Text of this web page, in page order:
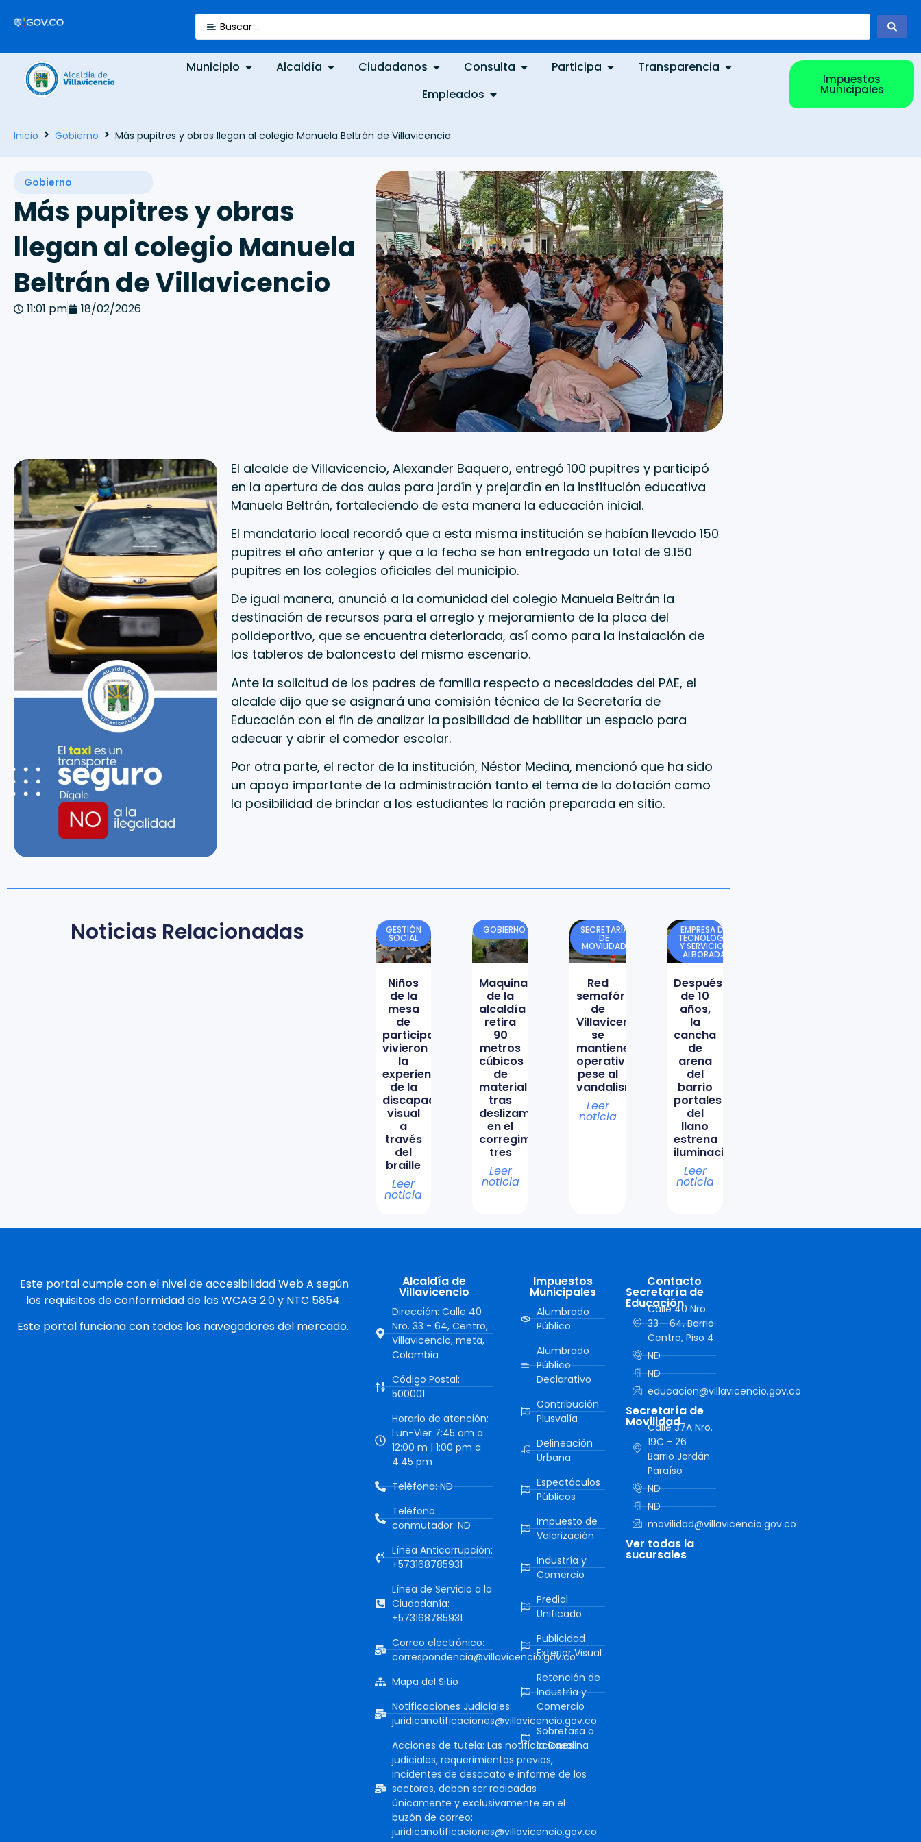
Municipio Alcaldía Ciudadanos Consulta Participa
Transparencia
Empleados
Impuestos
Municipales
Inicio Gobierno Más pupitres y obras llegan al colegio Manuela Beltrán de Villavicencio
Gobierno
Más pupitres y obras
llegan al colegio Manuela
Beltrán de Villavicencio
11:01 pm 18/02/2026
El alcalde de Villavicencio, Alexander Baquero, entregó 100 pupitres y participó
en la apertura de dos aulas para jardín y prejardín en la institución educativa
Manuela Beltrán, fortaleciendo de esta manera la educación inicial.
El mandatario local recordó que a esta misma institución se habían llevado 150
pupitres el año anterior y que a la fecha se han entregado un total de 9.150
pupitres en los colegios oficiales del municipio.
De igual manera, anunció a la comunidad del colegio Manuela Beltrán la
destinación de recursos para el arreglo y mejoramiento de la placa del
polideportivo, que se encuentra deteriorada, así como para la instalación de
los tableros de baloncesto del mismo escenario.
Ante la solicitud de los padres de familia respecto a necesidades del PAE, el
alcalde dijo que se asignará una comisión técnica de la Secretaría de
Educación con el fin de analizar la posibilidad de habilitar un espacio para
adecuar y abrir el comedor escolar.
Por otra parte, el rector de la institución, Néstor Medina, mencionó que ha sido
un apoyo importante de la administración tanto el tema de la dotación como
la posibilidad de brindar a los estudiantes la ración preparada en sitio.
Noticias Relacionadas GESTIÓN
SOCIAL
Niños
de la
mesa
de
participación
vivieron
la
experiencia
de la
discapacidad
visual
a
través
del
braille
Leer
noticia
GOBIERNO
Maquinaria
de la
alcaldía
retira
90
metros
cúbicos
de
material
tras
deslizamiento
en el
corregimiento
tres
Leer
noticia
SECRETARÍA
DE
MOVILIDAD
Red
semafórica
de
Villavicencio
se
mantiene
operativa
pese al
vandalismo
Leer
noticia
EMPRESA DE
TECNOLOGÍA
Y SERVICIOS
ALBORADA
Después
de 10
años,
la
cancha
de
arena
del
barrio
portales
del
llano
estrena
iluminación
Leer
noticia
Este portal cumple con el nivel de accesibilidad Web A según
los requisitos de conformidad de las WCAG 2.0 y NTC 5854.
Este portal funciona con todos los navegadores del mercado.
Alcaldía de
Villavicencio
Dirección: Calle 40
Nro. 33 - 64, Centro,
Villavicencio, meta,
Colombia
Código Postal:
500001
Horario de atención:
Lun-Vier 7:45 am a
12:00 m | 1:00 pm a
4:45 pm
Teléfono: ND
Teléfono
conmutador: ND
Línea Anticorrupción:
+573168785931
Línea de Servicio a la
Ciudadanía:
+573168785931
Correo electrónico:
correspondencia@villavicencio.gov.co
Mapa del Sitio
Notificaciones Judiciales:
juridicanotificaciones@villavicencio.gov.co
Acciones de tutela: Las notificaciones
judiciales, requerimientos previos,
incidentes de desacato e informe de los
sectores, deben ser radicadas
únicamente y exclusivamente en el
buzón de correo:
juridicanotificaciones@villavicencio.gov.co
Impuestos
Municipales
Alumbrado
Público
Alumbrado
Público
Declarativo
Contribución
Plusvalía
Delineación
Urbana
Espectáculos
Públicos
Impuesto de
Valorización
Industría y
Comercio
Predial
Unificado
Publicidad
Exterior Visual
Retención de
Industría y
Comercio
Sobretasa a
la Gasolina
Contacto
Secretaría de
Educación
Calle 40 Nro.
33 - 64, Barrio
Centro, Piso 4
ND
ND
educacion@villavicencio.gov.co
Secretaría de
Movilidad
Calle 37A Nro.
19C - 26
Barrio Jordán
Paraíso
ND
ND
movilidad@villavicencio.gov.co
Ver todas la
sucursales